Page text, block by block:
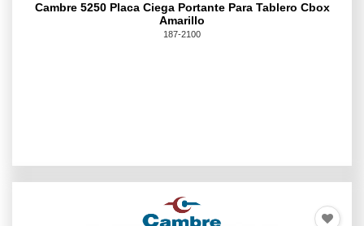
Cambre 5250 Placa Ciega Portante Para Tablero Cbox
Amarillo
187-2100